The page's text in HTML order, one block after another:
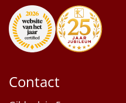
Contact